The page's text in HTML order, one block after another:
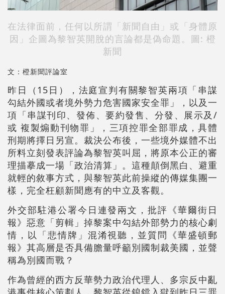
在法律面前，任何以所謂「新聞自由」或「身體原
因」企圖為黎智英開脫的言論都是偽命題。 圖: 橙
新聞
文：橙新聞評論室
昨日（15日），法庭宣判有關黎智英兩項 「串謀
勾結外國或者境外勢力危害國家安全罪」
，以及一
項「串謀刊印、發佈、要約發售、分發、展示及/
或 複製煽動刊物罪」，三項控罪全部罪成，具體
刑期將擇日另宣。裁決公布後，一些境外媒體不出
所料立刻發表評論為黎智英叫屈，將原本公正的審
理描摹成一場「政治清算」。這種顛倒黑白、避重
就輕的敘事方式，與黎智英此前操縱的傳媒集團一
樣，完全枉顧新聞應有的中立及客觀。
外交部駐港公署今日連發兩文，批評《華爾街日
報》惡意「剪輯」掉黎案中勾結外部勢力的核心劇
情，以「悲情牌」混淆視聽，並質問《華盛頓郵
報》其高層是否具備膽量呼籲別國制裁美國，並聲
稱為別國而戰？
作為曾經的西方反華勢力政治代理人、多宗反中亂